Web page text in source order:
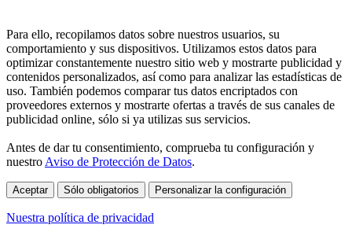
Para ello, recopilamos datos sobre nuestros usuarios, su
comportamiento y sus dispositivos. Utilizamos estos datos para
optimizar constantemente nuestro sitio web y mostrarte publicidad y
contenidos personalizados, así como para analizar las estadísticas de
uso. También podemos comparar tus datos encriptados con
proveedores externos y mostrarte ofertas a través de sus canales de
publicidad online, sólo si ya utilizas sus servicios.
Antes de dar tu consentimiento, comprueba tu configuración y
nuestro Aviso de Protección de Datos.
Aceptar Sólo obligatorios Personalizar la configuración
Nuestra política de privacidad